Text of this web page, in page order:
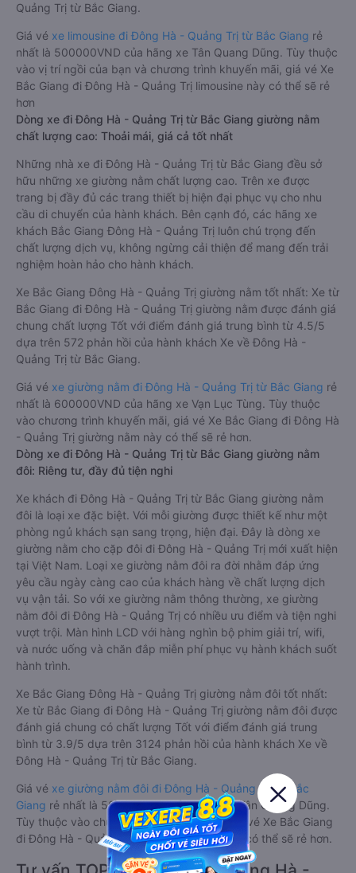
Quảng Trị từ Bắc Giang.
Giá vé xe limousine đi Đông Hà - Quảng Trị từ Bắc Giang rẻ
nhất là 500000VND của hãng xe Tân Quang Dũng. Tùy thuộc
vào vị trí ngồi của bạn và chương trình khuyến mãi, giá vé Xe
Bắc Giang đi Đông Hà - Quảng Trị limousine này có thể sẽ rẻ
hơn
Dòng xe đi Đông Hà - Quảng Trị từ Bắc Giang giường nằm
chất lượng cao: Thoải mái, giá cả tốt nhất
Những nhà xe đi Đông Hà - Quảng Trị từ Bắc Giang đều sở
hữu những xe giường nằm chất lượng cao. Trên xe được
trang bị đầy đủ các trang thiết bị hiện đại phục vụ cho nhu
cầu di chuyển của hành khách. Bên cạnh đó, các hãng xe
khách Bắc Giang Đông Hà - Quảng Trị luôn chú trọng đến
chất lượng dịch vụ, không ngừng cải thiện để mang đến trải
nghiệm hoàn hảo cho hành khách.
Xe Bắc Giang Đông Hà - Quảng Trị giường nằm tốt nhất: Xe từ
Bắc Giang đi Đông Hà - Quảng Trị giường nằm được đánh giá
chung chất lượng Tốt với điểm đánh giá trung bình từ 4.5/5
dựa trên 572 phản hồi của hành khách Xe về Đông Hà -
Quảng Trị từ Bắc Giang.
Giá vé xe giường nằm đi Đông Hà - Quảng Trị từ Bắc Giang rẻ
nhất là 600000VND của hãng xe Vạn Lục Tùng. Tùy thuộc
vào chương trình khuyến mãi, giá vé Xe Bắc Giang đi Đông Hà
- Quảng Trị giường nằm này có thể sẽ rẻ hơn.
Dòng xe đi Đông Hà - Quảng Trị từ Bắc Giang giường nằm
đôi: Riêng tư, đầy đủ tiện nghi
Xe khách đi Đông Hà - Quảng Trị từ Bắc Giang giường nằm
đôi là loại xe đặc biệt. Với mỗi giường được thiết kế như một
phòng ngủ khách sạn sang trọng, hiện đại. Đây là dòng xe
giường nằm cho cặp đôi đi Đông Hà - Quảng Trị mới xuất hiện
tại Việt Nam. Loại xe giường nằm đôi ra đời nhằm đáp ứng
yêu cầu ngày càng cao của khách hàng về chất lượng dịch
vụ vận tải. So với xe giường nằm thông thường, xe giường
nằm đôi đi Đông Hà - Quảng Trị có nhiều ưu điểm và tiện nghi
vượt trội. Màn hình LCD với hàng nghìn bộ phim giải trí, wifi,
và nước uống và chăn đắp miễn phí phục vụ hành khách suốt
hành trình.
Xe Bắc Giang Đông Hà - Quảng Trị giường nằm đôi tốt nhất:
Xe từ Bắc Giang đi Đông Hà - Quảng Trị giường nằm đôi được
đánh giá chung có chất lượng Tốt với điểm đánh giá trung
bình từ 3.9/5 dựa trên 3124 phản hồi của hành khách Xe về
Đông Hà - Quảng Trị từ Bắc Giang.
Giá vé xe giường nằm đôi đi Đông Hà - Quảng Trị từ Bắc
Giang rẻ nhất là 500000VND của hãng xe Tân Quang Dũng.
Tùy thuộc vào chương trình khuyến mãi, giá vé Xe Bắc Giang
đi Đông Hà - Quảng Trị giường nằm đôi này có thể sẽ rẻ hơn.